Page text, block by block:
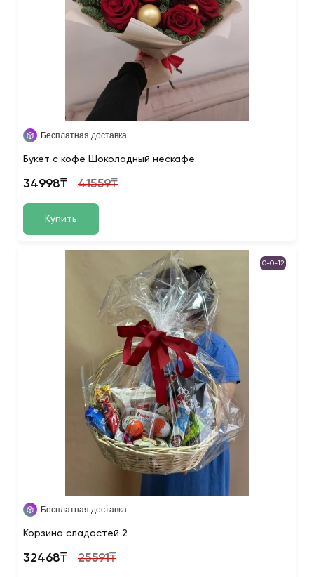
Бесплатная доставка
Букет с кофе Шоколадный нескафе
34998₸ 41559₸
Купить
0-0-12
Бесплатная доставка
Корзина сладостей 2
32468₸ 25591₸